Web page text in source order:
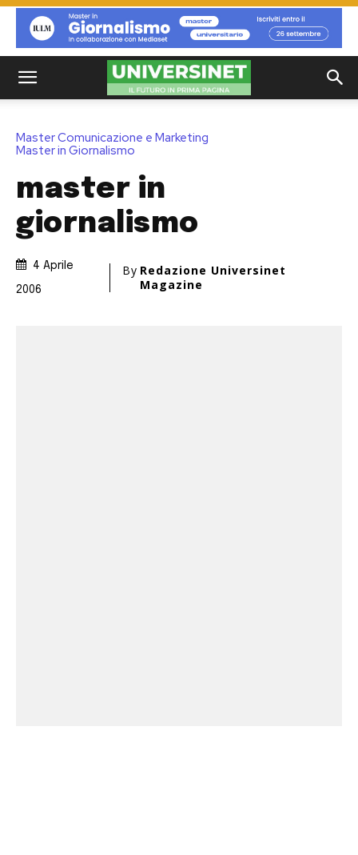
Master Comunicazione e Marketing
Master in Giornalismo
master in
giornalismo
4 Aprile
2006
By Redazione Universinet
Magazine